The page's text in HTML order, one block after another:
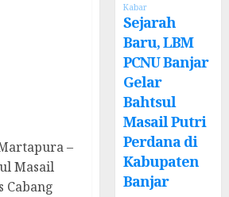
–
Masail
Cabang
Kabar
Sejarah
Baru, LBM
PCNU Banjar
Gelar
Bahtsul
Masail Putri
Perdana di
Kabupaten
Banjar